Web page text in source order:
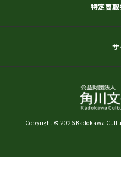
特定商
サ
Copyright © 2026 Kadokawa